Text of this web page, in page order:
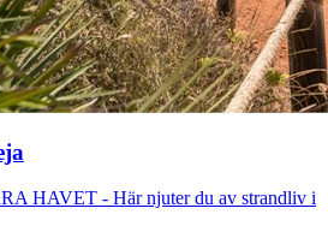
HAVET - Här njuter du av strandliv i